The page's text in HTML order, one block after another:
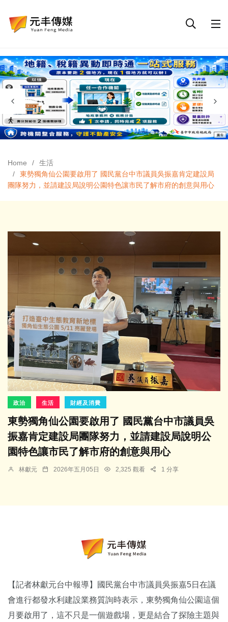
Home
生活
東勢獨角仙公園要啟用了 國民黨台中市議員吳振嘉肯定建設局
團隊努力，並請建設局說明公園特色讓市民了解市府的創意與用心
政治 生活 財經及消費
東勢獨角仙公園要啟用了 國民黨台中市議員吳
振嘉肯定建設局團隊努力，並請建設局說明公
園特色讓市民了解市府的創意與用心
林獻元 2026年五月05日 2,325 觀看 1 分享
【記者林獻元台中報導】國民黨台中市議員吳振嘉5日在議
會進行都發水利建設業務質詢時表示，東勢獨角仙公園這個
月要啟用了，這不只是一個遊戲場，更是結合了探險主題與